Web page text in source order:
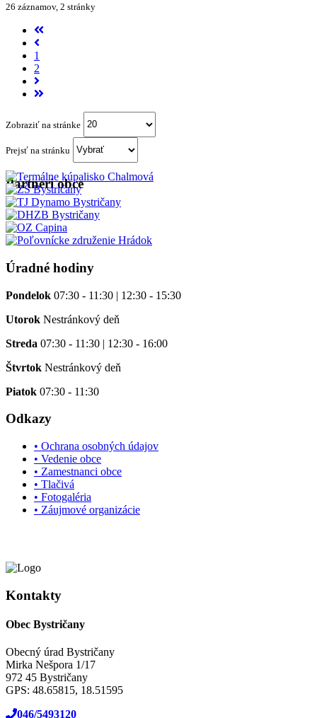
26 záznamov, 2 stránky
1
2
Zobraziť na stránke
Prejsť na stránku
Partneri obce
Úradné hodiny
Pondelok 07:30 - 11:30 | 12:30 - 15:30
Utorok Nestránkový deň
Streda 07:30 - 11:30 | 12:30 - 16:00
Štvrtok Nestránkový deň
Piatok 07:30 - 11:30
Odkazy
• Ochrana osobných údajov
• Vedenie obce
• Zamestnanci obce
• Tlačivá
• Fotogaléria
• Záujmové organizácie
Kontakty
Obec Bystričany
Obecný úrad Bystričany
Mirka Nešpora 1/17
972 45 Bystričany
GPS: 48.65815, 18.51595
046/5493120